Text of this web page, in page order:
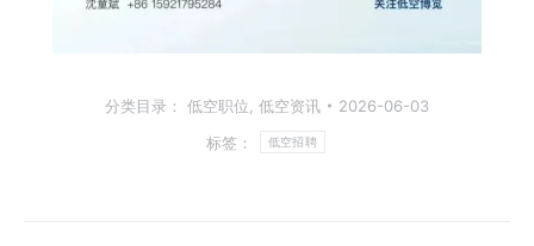
分类目录： 低空职位 低空资讯
2026-06-03
标签：
低空招聘